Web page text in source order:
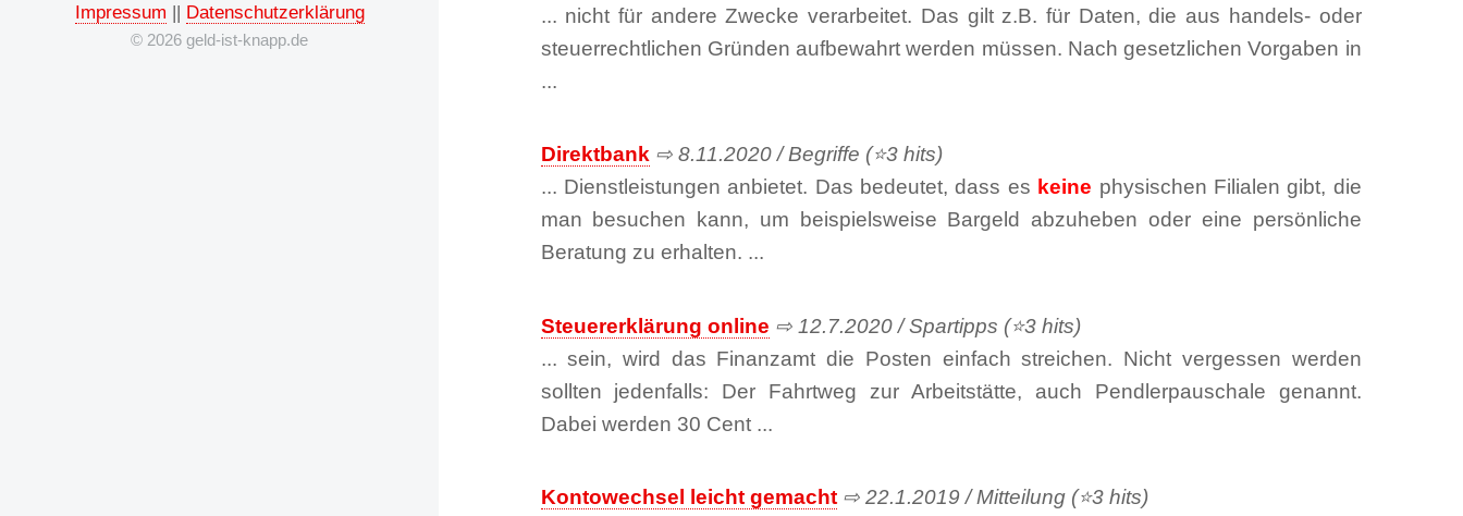
Impressum || Datenschutzerklärung
© 2026 geld-ist-knapp.de
... nicht für andere Zwecke verarbeitet. Das gilt z.B. für Daten, die aus handels- oder
steuerrechtlichen Gründen aufbewahrt werden müssen. Nach gesetzlichen Vorgaben in
...
Direktbank⇨ 8.11.2020 / Begriffe (⭐3 hits)
... Dienstleistungen anbietet. Das bedeutet, dass es keine physischen Filialen gibt, die
man besuchen kann, um beispielsweise Bargeld abzuheben oder eine persönliche
Beratung zu erhalten. ...
Steuererklärung online ⇨ 12.7.2020 / Spartipps (⭐3 hits)
... sein, wird das Finanzamt die Posten einfach streichen. Nicht vergessen werden
sollten jedenfalls: Der Fahrtweg zur Arbeitstätte, auch Pendlerpauschale genannt.
Dabei werden 30 Cent ...
Kontowechsel leicht gemacht⇨ 22.1.2019 / Mitteilung (⭐3 hits)